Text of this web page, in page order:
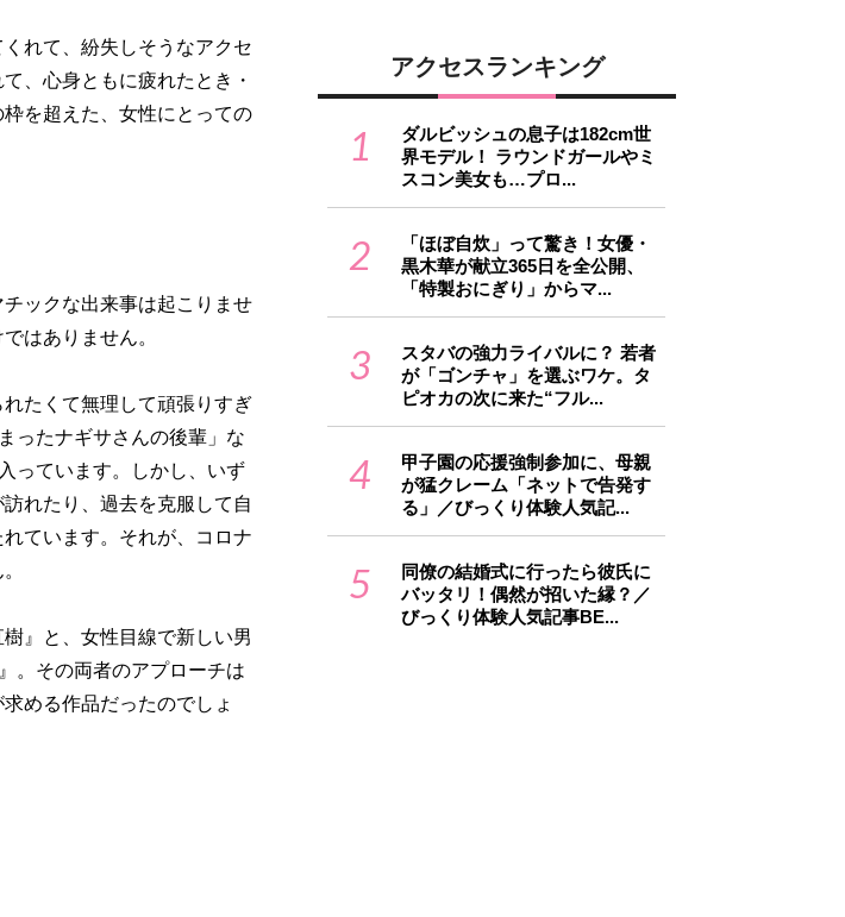
れて、紛失しそうなアクセ
、心身ともに疲れたとき・
を超えた、女性にとっての
ックな出来事は起こりませ
はありません。
たくて無理して頑張りすぎ
ったナギサさんの後輩」な
っています。しかし、いず
れたり、過去を克服して自
ています。それが、コロナ
』と、女性目線で新しい男
。その両者のアプローチは
める作品だったのでしょ
アクセスランキング
1
ダルビッシュの息子は182cm世
界モデル！ ラウンドガールやミ
スコン美女も…プロ...
2
「ほぼ自炊」って驚き！女優・
黒木華が献立365日を全公開、
「特製おにぎり」からマ...
3
スタバの強力ライバルに？ 若者
が「ゴンチャ」を選ぶワケ。タ
ピオカの次に来た“フル...
4
甲子園の応援強制参加に、母親
が猛クレーム「ネットで告発す
る」／びっくり体験人気記...
5
同僚の結婚式に行ったら彼氏に
バッタリ！偶然が招いた縁？／
びっくり体験人気記事BE...